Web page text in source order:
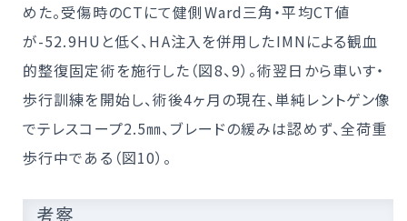
めた。受傷時のCTにて健側Ward三角・平均CT値
が-52.9HUと低く、HA注入を併用したIMNによる観血
的整復固定術を施行した（図8、9）。術翌日から車いす・
歩行訓練を開始し、術後4ヶ月の現在、単純レントゲン像
でテレスコープ2.5㎜、ブレードの緩みは認めず、全荷重
歩行中である（図10）。
考察